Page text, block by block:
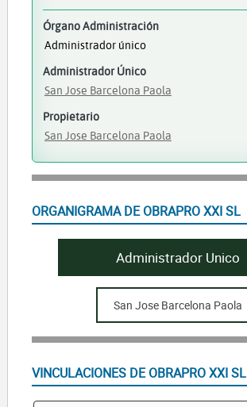
Órgano Administración
Administrador único
Administrador Único
San Jose Barcelona Paola
Propietario
San Jose Barcelona Paola
ORGANIGRAMA DE OBRAPRO XXI SL
Administrador Unico
San Jose Barcelona Paola
VINCULACIONES DE OBRAPRO XXI SL